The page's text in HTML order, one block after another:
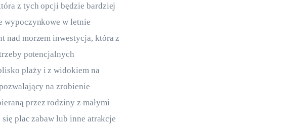
z tych opcji będzie bardziej
wypoczynkowe w letnie
nad morzem inwestycja, która z
potencjalnych
plaży i z widokiem na
na zrobienie
przez rodziny z małymi
plac zabaw lub inne atrakcje